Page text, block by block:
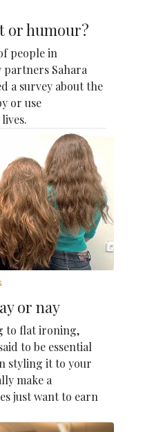
or humour?
people in
partners Sahara
a survey about the
or use
or nay
to flat ironing,
to be essential
styling it to your
make a
just want to earn